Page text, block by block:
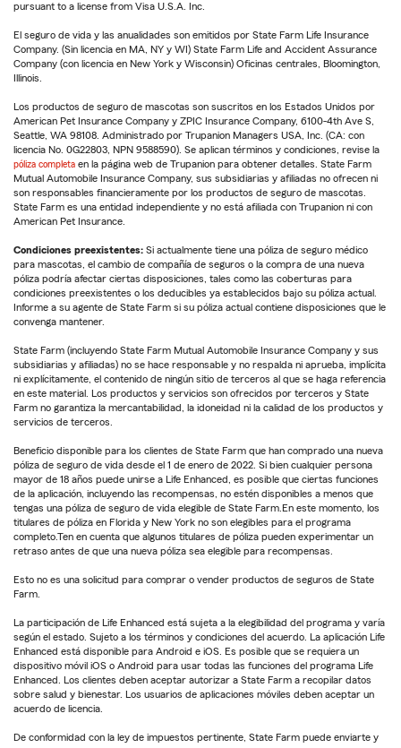
pursuant to a license from Visa U.S.A. Inc.
El seguro de vida y las anualidades son emitidos por State Farm Life Insurance
Company. (Sin licencia en MA, NY y WI) State Farm Life and Accident Assurance
Company (con licencia en New York y Wisconsin) Oficinas centrales, Bloomington,
Illinois.
Los productos de seguro de mascotas son suscritos en los Estados Unidos por
American Pet Insurance Company y ZPIC Insurance Company, 6100-4th Ave S,
Seattle, WA 98108. Administrado por Trupanion Managers USA, Inc. (CA: con
licencia No. 0G22803, NPN 9588590). Se aplican términos y condiciones, revise la
póliza completa en la página web de Trupanion para obtener detalles. State Farm
Mutual Automobile Insurance Company, sus subsidiarias y afiliadas no ofrecen ni
son responsables financieramente por los productos de seguro de mascotas.
State Farm es una entidad independiente y no está afiliada con Trupanion ni con
American Pet Insurance.
Condiciones preexistentes: Si actualmente tiene una póliza de seguro médico
para mascotas, el cambio de compañía de seguros o la compra de una nueva
póliza podría afectar ciertas disposiciones, tales como las coberturas para
condiciones preexistentes o los deducibles ya establecidos bajo su póliza actual.
Informe a su agente de State Farm si su póliza actual contiene disposiciones que le
convenga mantener.
State Farm (incluyendo State Farm Mutual Automobile Insurance Company y sus
subsidiarias y afiliadas) no se hace responsable y no respalda ni aprueba, implícita
ni explícitamente, el contenido de ningún sitio de terceros al que se haga referencia
en este material. Los productos y servicios son ofrecidos por terceros y State
Farm no garantiza la mercantabilidad, la idoneidad ni la calidad de los productos y
servicios de terceros.
Beneficio disponible para los clientes de State Farm que han comprado una nueva
póliza de seguro de vida desde el 1 de enero de 2022. Si bien cualquier persona
mayor de 18 años puede unirse a Life Enhanced, es posible que ciertas funciones
de la aplicación, incluyendo las recompensas, no estén disponibles a menos que
tengas una póliza de seguro de vida elegible de State Farm.En este momento, los
titulares de póliza en Florida y New York no son elegibles para el programa
completo.Ten en cuenta que algunos titulares de póliza pueden experimentar un
retraso antes de que una nueva póliza sea elegible para recompensas.
Esto no es una solicitud para comprar o vender productos de seguros de State
Farm.
La participación de Life Enhanced está sujeta a la elegibilidad del programa y varía
según el estado. Sujeto a los términos y condiciones del acuerdo. La aplicación Life
Enhanced está disponible para Android e iOS. Es posible que se requiera un
dispositivo móvil iOS o Android para usar todas las funciones del programa Life
Enhanced. Los clientes deben aceptar autorizar a State Farm a recopilar datos
sobre salud y bienestar. Los usuarios de aplicaciones móviles deben aceptar un
acuerdo de licencia.
De conformidad con la ley de impuestos pertinente, State Farm puede enviarte y